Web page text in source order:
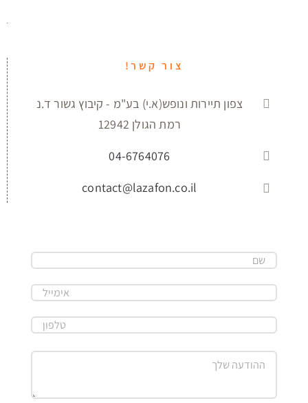
צור קשר!
צפון תיירות ונופש(א.י) בע"מ - קיבוץ גשור ד.נ
רמת הגולן 12942
04-6764076
contact@lazafon.co.il